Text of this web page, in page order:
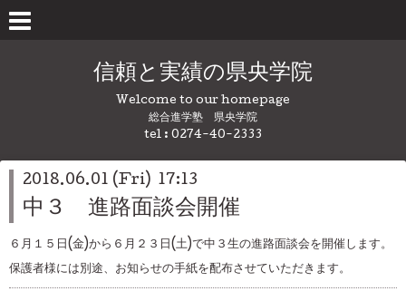
信頼と実績の県央学院
Welcome to our homepage
総合進学塾 県央学院
tel : 0274-40-2333
2018.06.01 (Fri) 17:13
中３ 進路面談会開催
６月１５日(金)から６月２３日(土)で中３生の進路面談会を開催します。
保護者様には別途、お知らせの手紙を配布させていただきます。